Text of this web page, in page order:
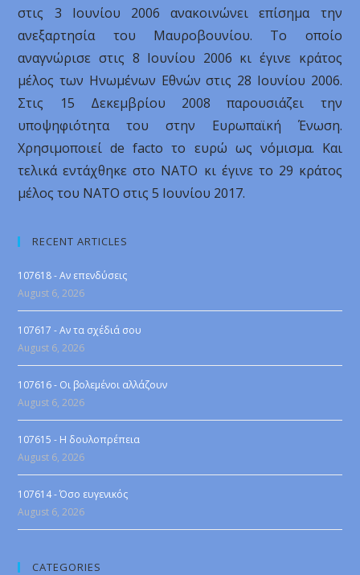
στις 3 Ιουνίου 2006 ανακοινώνει επίσημα την
ανεξαρτησία του Μαυροβουνίου. Το οποίο
αναγνώρισε στις 8 Ιουνίου 2006 κι έγινε κράτος
μέλος των Ηνωμένων Εθνών στις 28 Ιουνίου 2006.
Στις 15 Δεκεμβρίου 2008 παρουσιάζει την
υποψηφιότητα του στην Ευρωπαϊκή Ένωση.
Χρησιμοποιεί de facto το ευρώ ως νόμισμα. Και
τελικά εντάχθηκε στο ΝΑΤΟ κι έγινε το 29 κράτος
μέλος του ΝΑΤΟ στις 5 Ιουνίου 2017.
RECENT ARTICLES
107618 - Αν επενδύσεις
August 6, 2026
107617 - Αν τα σχέδιά σου
August 6, 2026
107616 - Οι βολεμένοι αλλάζουν
August 6, 2026
107615 - Η δουλοπρέπεια
August 6, 2026
107614 - Όσο ευγενικός
August 6, 2026
CATEGORIES